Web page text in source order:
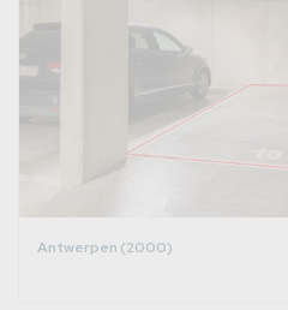
Antwerpen (2000)